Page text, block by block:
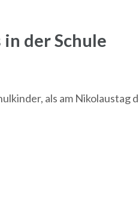
der Schule
als am